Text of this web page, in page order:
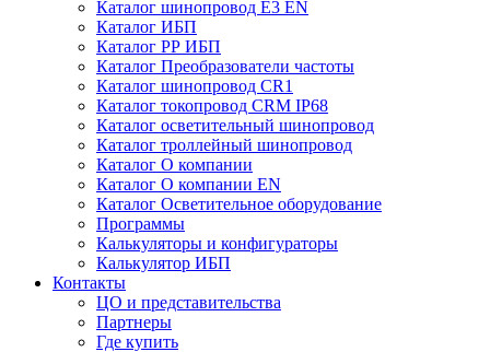
Каталог шинопровод E3 EN
Каталог ИБП
Каталог РР ИБП
Каталог Преобразователи частоты
Каталог шинопровод CR1
Каталог токопровод CRM IP68
Каталог осветительный шинопровод
Каталог троллейный шинопровод
Каталог О компании
Каталог О компании EN
Каталог Осветительное оборудование
Программы
Калькуляторы и конфигураторы
Калькулятор ИБП
Контакты
ЦО и представительства
Партнеры
Где купить